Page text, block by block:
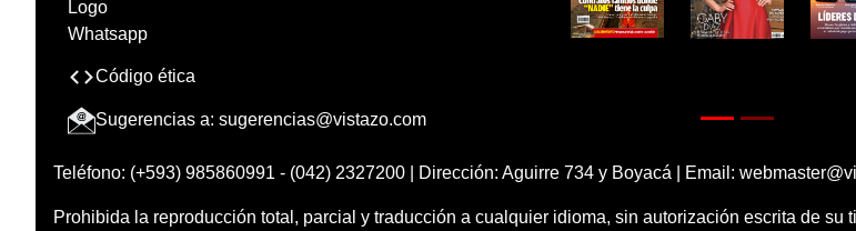
Código ética
Sugerencias a: sugerencias@vistazo.com
Teléfono: (+593) 985860991 - (042) 2327200 | Dirección: Aguirre 734 y Boyacá | Email:
Prohibida la reproducción total, parcial y traducción a cualquier idioma, sin autorización escrita de su